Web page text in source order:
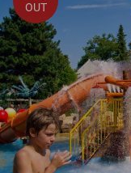
OUT